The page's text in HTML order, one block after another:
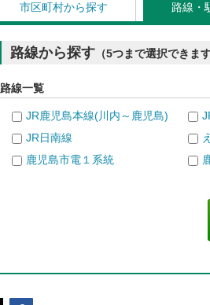
市区町村から探す 路線・
路線から探す （5つまで選択できます
路線一覧
JR鹿児島本線(川内～鹿児島)
JR日南線
鹿児島市電１系統